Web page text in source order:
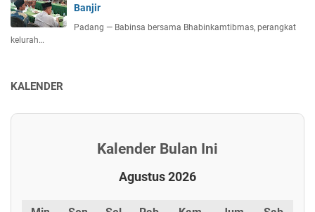
Banjir
Padang — Babinsa bersama Bhabinkamtibmas, perangkat
kelurah…
KALENDER
Kalender Bulan Ini
Agustus 2026